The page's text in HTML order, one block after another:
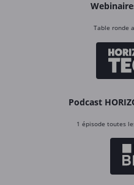
Table ronde
Podcast
1 épisode toutes